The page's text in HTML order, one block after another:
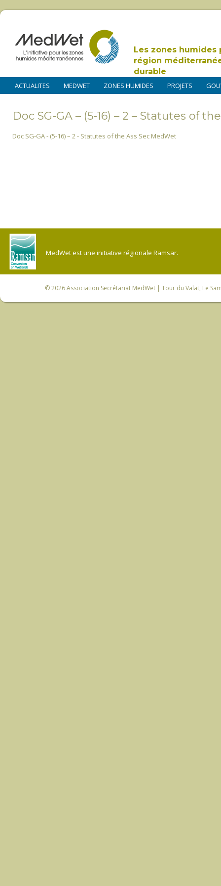
Les zones humides
région
durable
ACTUALITES MEDWET ZONES HUMIDES PROJETS
Doc SG-GA – (5-16) – 2 – Statutes of
Doc SG-GA - (5-16) – 2 - Statutes of the Ass Sec MedWet
MedWet est une initiative régionale Ramsar.
© 2026Association Secrétariat MedWet | Tour du Valat, Le